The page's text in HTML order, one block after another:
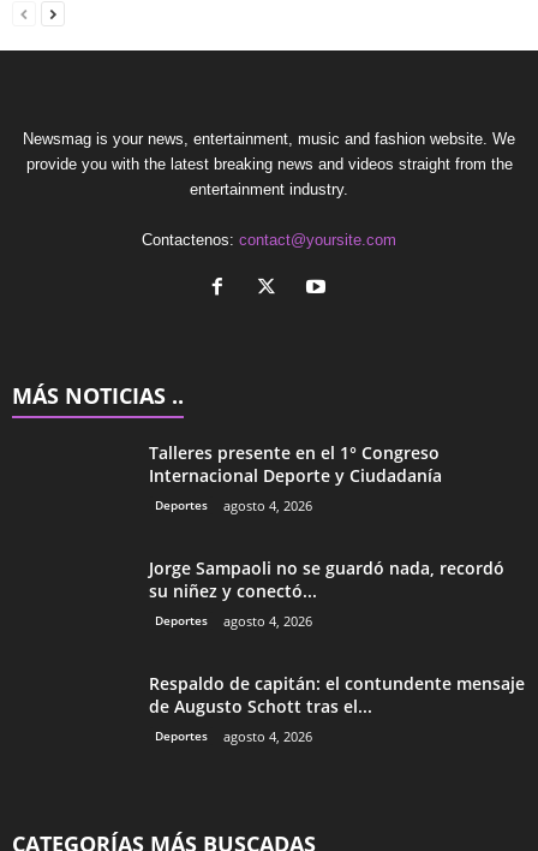
Newsmag is your news, entertainment, music and fashion website. We
provide you with the latest breaking news and videos straight from the
entertainment industry.
Contactenos: contact@yoursite.com
MÁS NOTICIAS ..
Talleres presente en el 1° Congreso
Internacional Deporte y Ciudadanía
Deportes agosto 4, 2026
Jorge Sampaoli no se guardó nada, recordó
su niñez y conectó...
Deportes agosto 4, 2026
Respaldo de capitán: el contundente mensaje
de Augusto Schott tras el...
Deportes agosto 4, 2026
CATEGORÍAS MÁS BUSCADAS